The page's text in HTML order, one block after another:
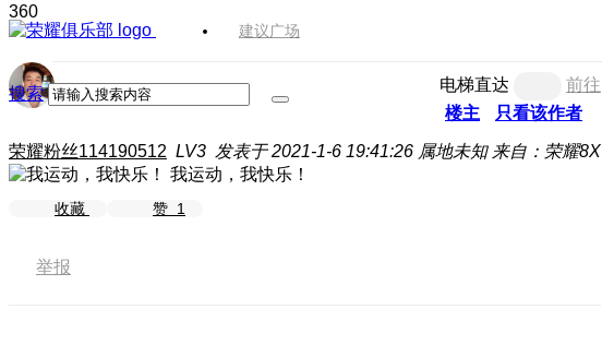
建议广场
搜索
360
电梯直达
前往
楼主
只看该作者
荣耀粉丝114190512 LV3 发表于 2021-1-6 19:41:26 属地未知 来自：荣耀8X
我运动，我快乐！
收藏 赞 1
举报